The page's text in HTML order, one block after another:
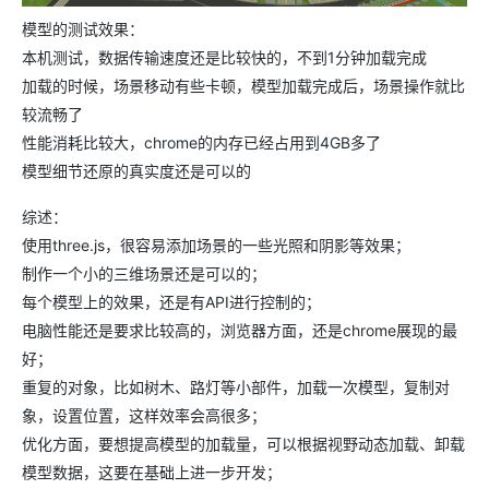
模型的测试效果：
本机测试，数据传输速度还是比较快的，不到1分钟加载完成
加载的时候，场景移动有些卡顿，模型加载完成后，场景操作就比
较流畅了
性能消耗比较大，chrome的内存已经占用到4GB多了
模型细节还原的真实度还是可以的
综述：
使用three.js，很容易添加场景的一些光照和阴影等效果；
制作一个小的三维场景还是可以的；
每个模型上的效果，还是有API进行控制的；
电脑性能还是要求比较高的，浏览器方面，还是chrome展现的最
好；
重复的对象，比如树木、路灯等小部件，加载一次模型，复制对
象，设置位置，这样效率会高很多；
优化方面，要想提高模型的加载量，可以根据视野动态加载、卸载
模型数据，这要在基础上进一步开发；